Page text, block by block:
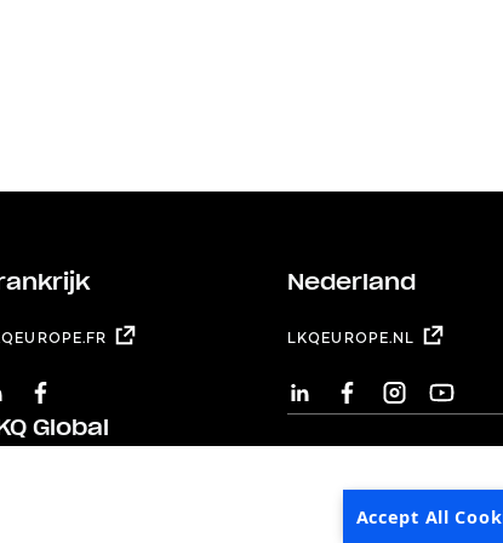
FACEBOOK
Nederland
LKQEUROPE.NL
LINKEDINFACEBOOKINSTAGRAM
YOUTUBE
Global
Accept All